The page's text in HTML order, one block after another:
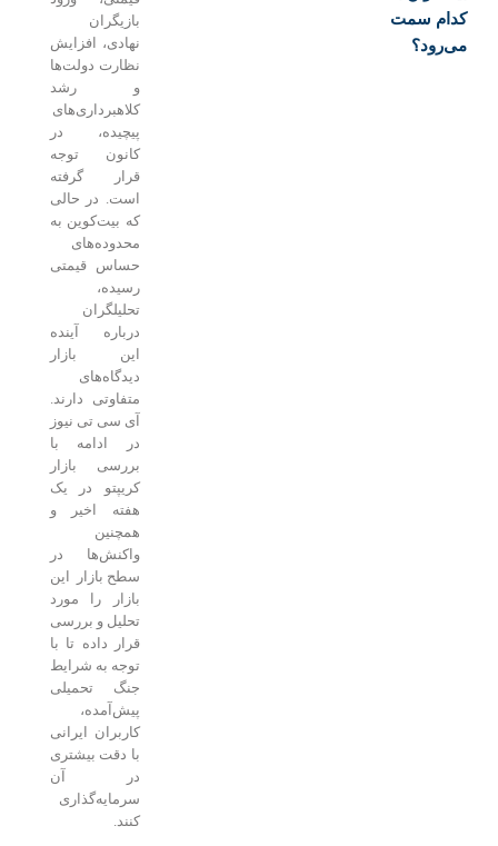
سمت
بازیگران
نهادی، افزایش
نظارت دولت‌ها
و رشد
کلاهبرداری‌های
پیچیده، در
کانون توجه
قرار گرفته
است. در حالی
که بیت‌کوین به
محدوده‌های
حساس قیمتی
تحلیلگران
درباره آینده
این بازار
دیدگاه‌های
متفاوتی دارند.
آی سی تی نیوز
در ادامه با
بررسی بازار
کریپتو در یک
هفته اخیر و
واکنش‌ها در
سطح بازار این
بازار را مورد
تحلیل و بررسی
قرار داده تا با
توجه به شرایط
جنگ تحمیلی
پیش‌آمده،
کاربران ایرانی
با دقت بیشتری
در آن
سرمایه‌گذاری